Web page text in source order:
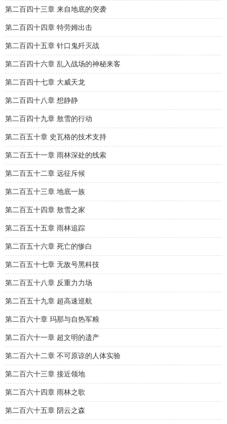
第二百四十三章 来自地底的突袭
第二百四十四章 特劳姆出击
第二百四十五章 针口鬼歼灭战
第二百四十六章 乱入战场的神秘来客
第二百四十七章 大威天龙
第二百四十八章 想静静
第二百四十九章 敖雪的行动
第二百五十章 史瓦格的技术支持
第二百五十一章 雨林深处的线索
第二百五十二章 远征斥候
第二百五十三章 地底一族
第二百五十四章 敖雪之家
第二百五十五章 雨林追踪
第二百五十六章 死亡的惨白
第二百五十七章 无敌号黑科技
第二百五十八章 反重力力场
第二百五十九章 超高速巡航
第二百六十章 玛那与自热军粮
第二百六十一章 超文明的遗产
第二百六十二章 不可原谅的人体实验
第二百六十三章 接近领地
第二百六十四章 雨林之歌
第二百六十五章 阴云之森